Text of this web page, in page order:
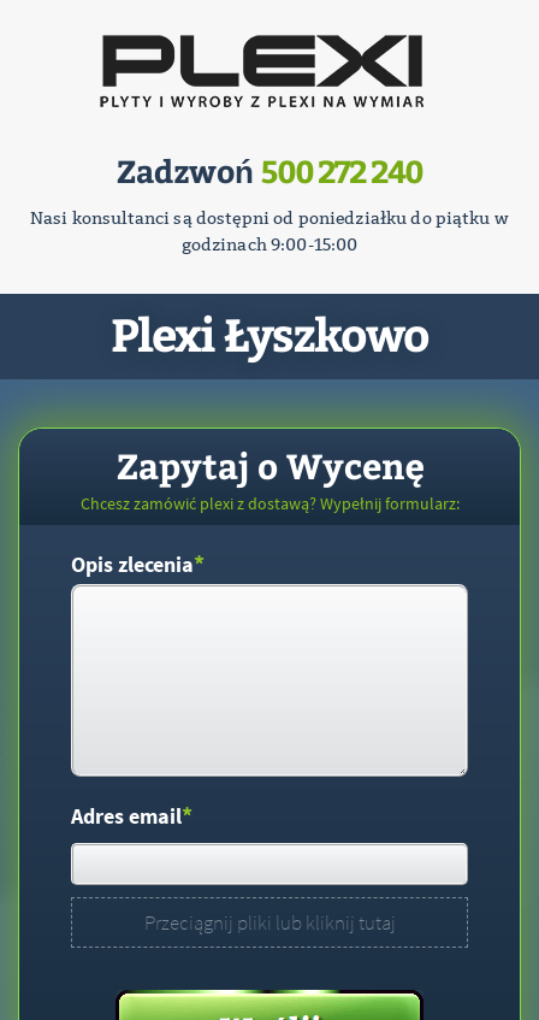
Zadzwoń 500 272 240
Nasi konsultanci są dostępni od poniedziałku do piątku w
godzinach 9:00-15:00
Plexi Łyszkowo
Zapytaj o Wycenę
Chcesz zamówić plexi z dostawą? Wypełnij formularz:
Opis zlecenia*
Adres email*
Przeciągnij pliki lub kliknij tutaj